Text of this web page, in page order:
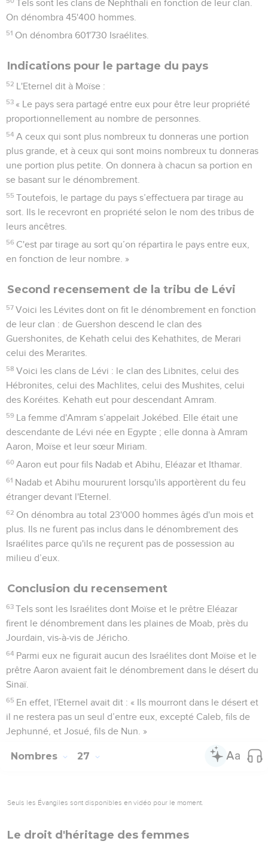
Tels sont les clans de Nephthali en fonction de leur clan.
On dénombra 45'400 hommes.
51 On dénombra 601'730 Israélites.
Indications pour le partage du pays
52 L'Eternel dit à Moïse :
53 « Le pays sera partagé entre eux pour être leur propriété
proportionnellement au nombre de personnes.
54 A ceux qui sont plus nombreux tu donneras une portion
plus grande, et à ceux qui sont moins nombreux tu donneras
une portion plus petite. On donnera à chacun sa portion en
se basant sur le dénombrement.
55 Toutefois, le partage du pays s’effectuera par tirage au
sort. Ils le recevront en propriété selon le nom des tribus de
leurs ancêtres.
56 C'est par tirage au sort qu’on répartira le pays entre eux,
en fonction de leur nombre. »
Second recensement de la tribu de Lévi
57 Voici les Lévites dont on fit le dénombrement en fonction
de leur clan : de Guershon descend le clan des
Guershonites, de Kehath celui des Kehathites, de Merari
celui des Merarites.
58 Voici les clans de Lévi : le clan des Libnites, celui des
Hébronites, celui des Machlites, celui des Mushites, celui
des Koréites. Kehath eut pour descendant Amram.
59 La femme d'Amram s’appelait Jokébed. Elle était une
descendante de Lévi née en Egypte ; elle donna à Amram
Aaron, Moïse et leur sœur Miriam.
60 Aaron eut pour fils Nadab et Abihu, Eléazar et Ithamar.
61 Nadab et Abihu moururent lorsqu'ils apportèrent du feu
étranger devant l'Eternel.
62 On dénombra au total 23'000 hommes âgés d'un mois et
plus. Ils ne furent pas inclus dans le dénombrement des
Israélites parce qu'ils ne reçurent pas de possession au
milieu d’eux.
Conclusion du recensement
63 Tels sont les Israélites dont Moïse et le prêtre Eléazar
firent le dénombrement dans les plaines de Moab, près du
Jourdain, vis-à-vis de Jéricho.
64 Parmi eux ne figurait aucun des Israélites dont Moïse et le
prêtre Aaron avaient fait le dénombrement dans le désert du
Sinaï.
65 En effet, l'Eternel avait dit : « Ils mourront dans le désert et
il ne restera pas un seul d’entre eux, excepté Caleb, fils de
Jephunné, et Josué, fils de Nun. »
Nombres 27
Seuls les Évangiles sont disponibles en vidéo pour le moment.
Le droit d'héritage des femmes